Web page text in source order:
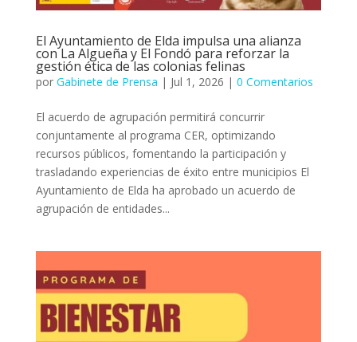
El Ayuntamiento de Elda impulsa una alianza
con La Algueña y El Fondó para reforzar la
gestión ética de las colonias felinas
por Gabinete de Prensa | Jul 1, 2026 | 0 Comentarios
El acuerdo de agrupación permitirá concurrir
conjuntamente al programa CER, optimizando
recursos públicos, fomentando la participación y
trasladando experiencias de éxito entre municipios El
Ayuntamiento de Elda ha aprobado un acuerdo de
agrupación de entidades...